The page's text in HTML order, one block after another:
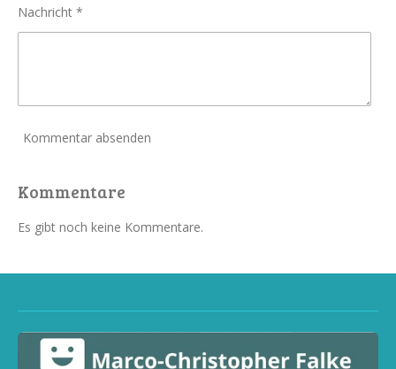
Nachricht *
Kommentar absenden
Kommentare
Es gibt noch keine Kommentare.